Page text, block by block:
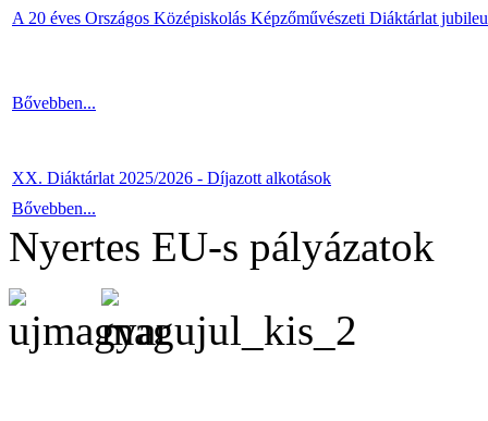
A 20 éves Országos Középiskolás Képzőművészeti Diáktárlat
Bővebben...
XX. Diáktárlat 2025/2026 - Díjazott alkotások
Bővebben...
Nyertes EU-s pályázatok